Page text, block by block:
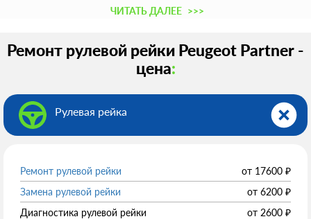
используемого оборудования и надежность используемых
ЧИТАТЬ ДАЛЕЕ >>>
Ремонт рулевой рейки Peugeot Partner -
цена:
Рулевая рейка
Ремонт рулевой рейки от 17600 ₽
Замена рулевой рейки
от 6200 ₽
Диагностика рулевой рейки
от 2600 ₽